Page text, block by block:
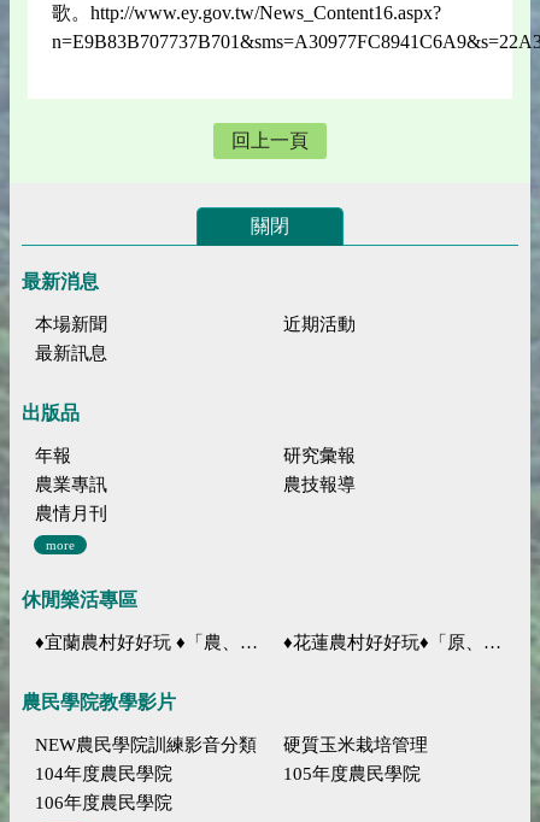
歌。http://www.ey.gov.tw/News_Content16.aspx?
回上一頁
關閉
最新消息
本場新聞
近期活動
最新訊息
出版品
年報
研究彙報
農業專訊
農技報導
農情月刊
more
休閒樂活專區
♦宜蘭農村好好玩 ♦「農、藝、山、水」四條遊程推薦 ♦花蓮農村好好玩♦「原、生、慢、活」四條遊程推薦
農民學院教學影片
NEW農民學院訓練影音分類
硬質玉米栽培管理
104年度農民學院
105年度農民學院
106年度農民學院